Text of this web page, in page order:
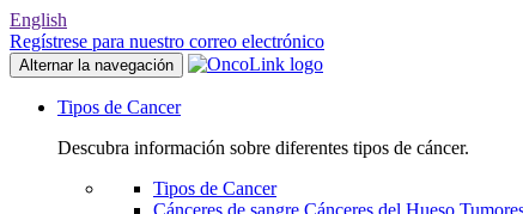
English
Regístrese para nuestro correo electrónico
Alternar la navegación
Tipos de Cancer
Descubra información sobre diferentes tipos de cáncer.
Tipos de Cancer
Cánceres de sangre Cánceres del Hueso